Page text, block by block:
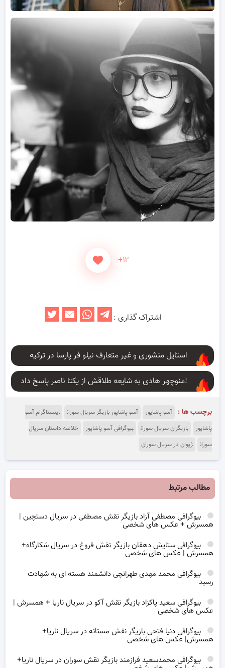
+۱۲
اشتراک گذاری :
استایل منشوری و غیر متعارف نیلو فر پارسا در ترکیه
منوچهر هادی به شایعه طلاقش از یکتا ناصر پاسخ داد!
برچسب ها : آسو پاشاپور آسو پاشاپور بازیگر سریال سوران
اینستاگرام آسو
پاشاپور
بازیگران سریال سوران بیوگرافی آسو پاشاپور
خلاصه داستان سریال
سوران
ژیوان در سریال سوران
مطالب مرتبط
بیوگرافی مصطفی آزاد بازیگر نقش مصطفی در سریال دستچین |
همسرش + عکس های شخصی
بیوگرافی ستایش دهقان بازیگر نقش فروغ در سریال شکارگاه+
همسرش | عکس های شخصی
بیوگرافی محمد مهدی طهرانچی دانشمند هسته ای به شهادت
رسید
بیوگرافی سعید پاکزاد بازیگر نقش آکو در سریال ناریا + همسرش |
عکس های شخصی
بیوگرافی دنیا فتحی بازیگر نقش مستانه در سریال ناریا+
همسرش| عکس های شخصی
بیوگرافی محمدسعید فرازمند بازیگر نقش سوران در سریال ناریا+